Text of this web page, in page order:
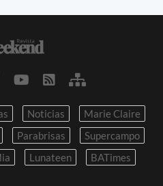
Noticias
Marie Claire
Parabrisas
Supercampo
Lunateen BATimes